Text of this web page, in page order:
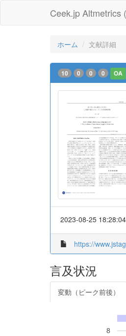
Ceek.jp Altmetrics
ホーム 文献詳細
10 0 0 0 OA
2023-08-25 18:28:04
https://
言及状況
変動（ピーク前後）
8